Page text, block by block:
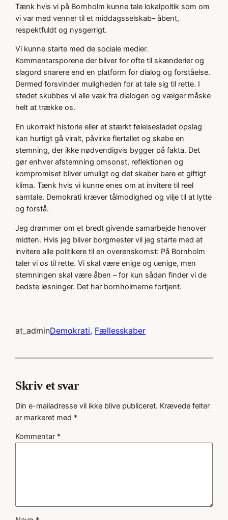
Tænk hvis vi på Bornholm kunne tale lokalpoltik som om
vi var med venner til et middagsselskab– åbent,
respektfuldt og nysgerrigt.
Vi kunne starte med de sociale medier.
Kommentarsporene der bliver for ofte til skænderier og
slagord snarere end en platform for dialog og forståelse.
Dermed forsvinder muligheden for at tale sig til rette. I
stedet skubbes vi alle væk fra dialogen og vælger måske
helt at trække os.
En ukorrekt historie eller et stærkt følelsesladet opslag
kan hurtigt gå viralt, påvirke flertallet og skabe en
stemning, der ikke nødvendigvis bygger på fakta. Det
gør enhver afstemning omsonst, reflektionen og
kompromiset bliver umuligt og det skaber bare et giftigt
klima. Tænk hvis vi kunne enes om at invitere til reel
samtale. Demokrati kræver tålmodighed og vilje til at lytte
og forstå.
Jeg drømmer om et bredt givende samarbejde henover
midten. Hvis jeg bliver borgmester vil jeg starte med at
invitere alle politikere til en overenskomst: På Bornholm
taler vi os til rette. Vi skal være enige og uenige, men
stemningen skal være åben – for kun sådan finder vi de
bedste løsninger. Det har bornholmerne fortjent.
at_adminDemokrati, Fællesskaber
Skriv et svar
Din e-mailadresse vil ikke blive publiceret. Krævede felter
er markeret med *
Kommentar *